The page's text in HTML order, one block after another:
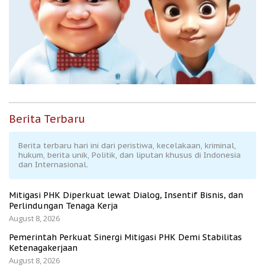
Berita Terbaru
Berita terbaru hari ini dari peristiwa, kecelakaan, kriminal,
hukum, berita unik, Politik, dan liputan khusus di Indonesia
dan Internasional.
Mitigasi PHK Diperkuat lewat Dialog, Insentif Bisnis, dan
Perlindungan Tenaga Kerja
August 8, 2026
Pemerintah Perkuat Sinergi Mitigasi PHK Demi Stabilitas
Ketenagakerjaan
August 8, 2026